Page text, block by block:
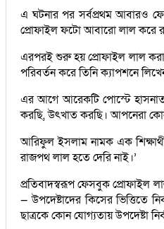
এ ঘটনার পর সর্বপ্রথম আবারও
প্রোফাইল ফটো আবারো লাল করে
এরপরই শুরু হয় প্রোফাইল লাল
পরিবর্তন করে তিনি ক্যাপশনে
এর আগে আরেকটি পোস্টে হাসনাত
করছি, উৎখাত করছি। আপনেরা
আরিফুল ইসলাম নামক এক
রাজপথ লাল হতে দেরি নাই।’
প্রতিবাদস্বরূপ ফেসবুক প্রোফাইল
— উপদেষ্টাদের কিসের ভিত্তিতে
ছাত্রকে কোন যোগ্যতায় উপদেষ্টা